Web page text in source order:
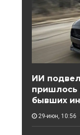
ИИ
пришлось
бывших
29-июн, 10:56